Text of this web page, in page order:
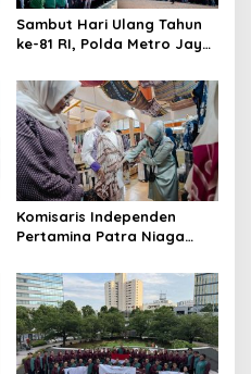
Sambut Hari Ulang Tahun
ke-81 RI, Polda Metro Jaya
Komisaris Independen
Pertamina Patra Niaga
Mitra Binaan dengan
Sentuhan Kemanusiaan dan
Keberlanjutan